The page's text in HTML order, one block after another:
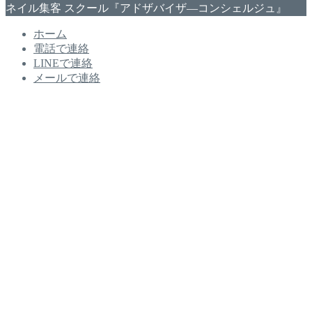
ネイル集客 スクール『アドザバイザ―コンシェルジュ』
ホーム
電話で連絡
LINEで連絡
メールで連絡